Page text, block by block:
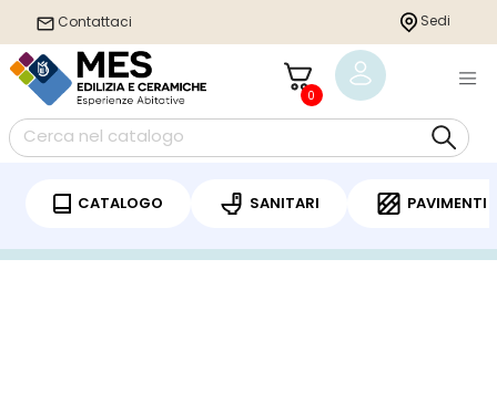
Contattaci Sedi
0
CATALOGO SANITARI PAVIMENTI
/Sanitari /Piatto doccia
/ DUPLACH ECO PIATTO DOCCIA IN RESINA